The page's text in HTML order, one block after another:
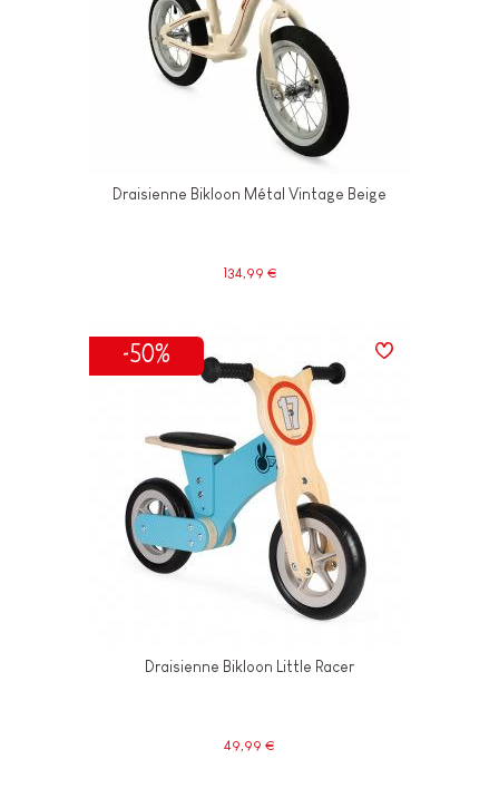
Draisienne Bikloon Métal Vintage Beige
134,99 €
-50%
Draisienne Bikloon Little Racer
49,99 €